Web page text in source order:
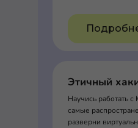
Этичный
Научись работать
самые
разверни